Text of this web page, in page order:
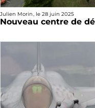
Julien Morin, le 28 juin 2025
Nouveau centre de